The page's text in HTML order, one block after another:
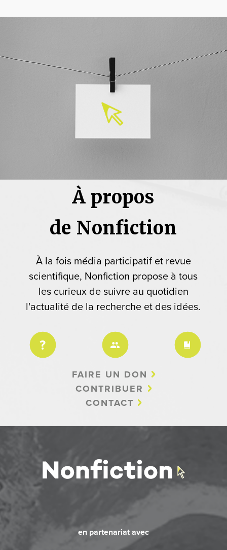
À propos
de Nonfiction
À la fois média participatif et revue
scientifique, Nonfiction propose à tous
les curieux de suivre au quotidien
l'actualité de la recherche et des idées.
FAIRE UN DON
CONTRIBUER
CONTACT
en partenariat avec